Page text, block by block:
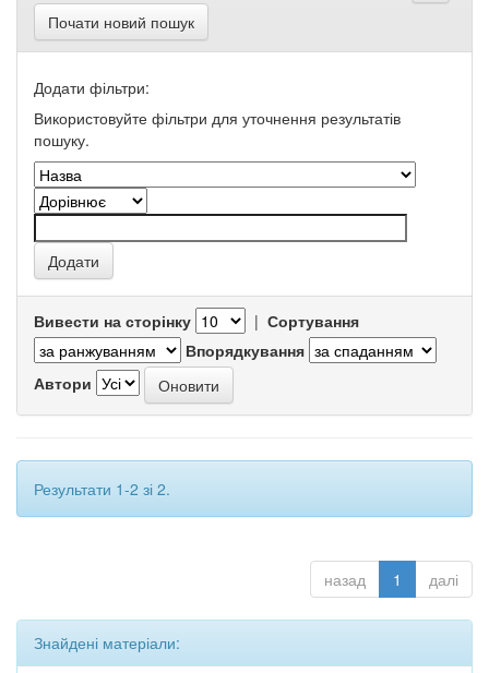
Почати новий пошук
Додати фільтри:
Використовуйте фільтри для уточнення результатів
пошуку.
Вивести на сторінку | Сортування
Впорядкування
Автори
Результати 1-2 зі 2.
назад 1 далі
Знайдені матеріали: